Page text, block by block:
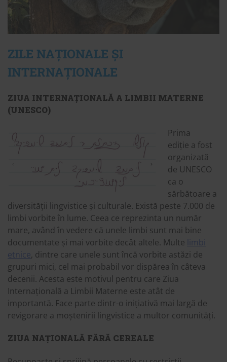
ZILE NAȚIONALE ȘI
INTERNAȚIONALE
ZIUA INTERNAȚIONALĂ A LIMBII MATERNE
(UNESCO)
Prima
ediție a fost
organizată
de UNESCO
ca o
sărbătoare a
diversității lingvistice și culturale. Există peste 7.000 de
limbi vorbite în lume. Ceea ce reprezinta un număr
mare, având în vedere că unele limbi sunt mai bine
documentate și mai vorbite decât altele. Multe
limbi
etnice, dintre care unele sunt încă vorbite astăzi de
grupuri mici, cel mai probabil vor dispărea în câteva
decenii. Acesta este motivul pentru care Ziua
Internațională a Limbii Materne este atât de
importantă. Face parte dintr-o inițiativă mai largă de
revigorare a moștenirii lingvistice a multor comunități.
ZIUA NAȚIONALĂ FĂRĂ CEREALE